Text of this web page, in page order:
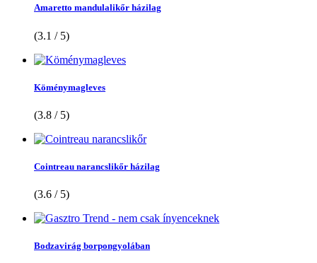
Amaretto mandulalikőr házilag
(3.1 / 5)
Köménymagleves
(3.8 / 5)
Cointreau narancslikőr házilag
(3.6 / 5)
Bodzavirág borpongyolában